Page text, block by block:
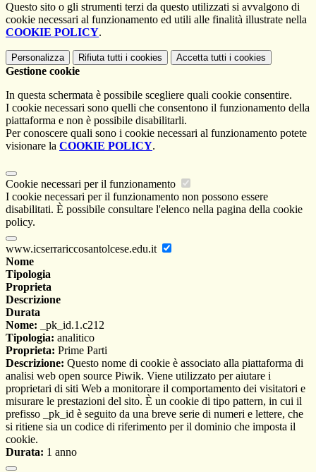
Questo sito o gli strumenti terzi da questo utilizzati si avvalgono di
cookie necessari al funzionamento ed utili alle finalità illustrate nella
COOKIE POLICY.
Personalizza Rifiuta tutti i cookies Accetta tutti i cookies
Gestione cookie
In questa schermata è possibile scegliere quali cookie consentire.
I cookie necessari sono quelli che consentono il funzionamento della
piattaforma e non è possibile disabilitarli.
Per conoscere quali sono i cookie necessari al funzionamento potete
visionare la COOKIE POLICY.
Cookie necessari per il funzionamento
I cookie necessari per il funzionamento non possono essere
disabilitati. È possibile consultare l'elenco nella pagina della cookie
policy.
www.icserrariccosantolcese.edu.it
Nome
Tipologia
Proprieta
Descrizione
Durata
Nome: _pk_id.1.c212
Tipologia: analitico
Proprieta: Prime Parti
Descrizione: Questo nome di cookie è associato alla piattaforma di
analisi web open source Piwik. Viene utilizzato per aiutare i
proprietari di siti Web a monitorare il comportamento dei visitatori e
misurare le prestazioni del sito. È un cookie di tipo pattern, in cui il
prefisso _pk_id è seguito da una breve serie di numeri e lettere, che
si ritiene sia un codice di riferimento per il dominio che imposta il
cookie.
Durata: 1 anno